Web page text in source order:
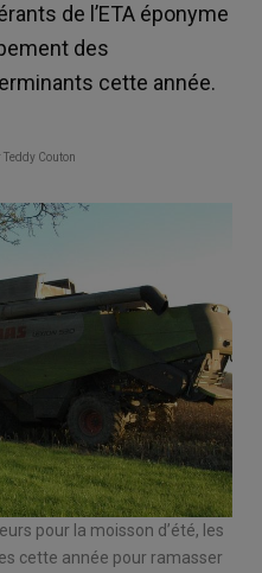
de l’ETA éponyme
des
cette année.
Teddy Couton
pour la moisson d’été, les
cette année pour ramasser